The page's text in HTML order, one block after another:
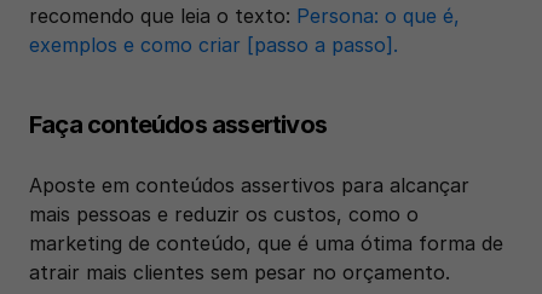
recomendo que leia o texto: Persona: o que é,
exemplos e como criar [passo a passo].
Faça conteúdos assertivos
Aposte em conteúdos assertivos para alcançar
mais pessoas e reduzir os custos, como o
marketing de conteúdo, que é uma ótima forma de
atrair mais clientes sem pesar no orçamento.